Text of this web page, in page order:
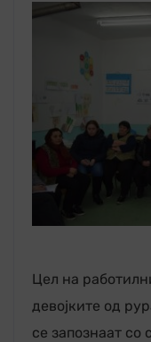
Цел на
девојките од
се запознаат со